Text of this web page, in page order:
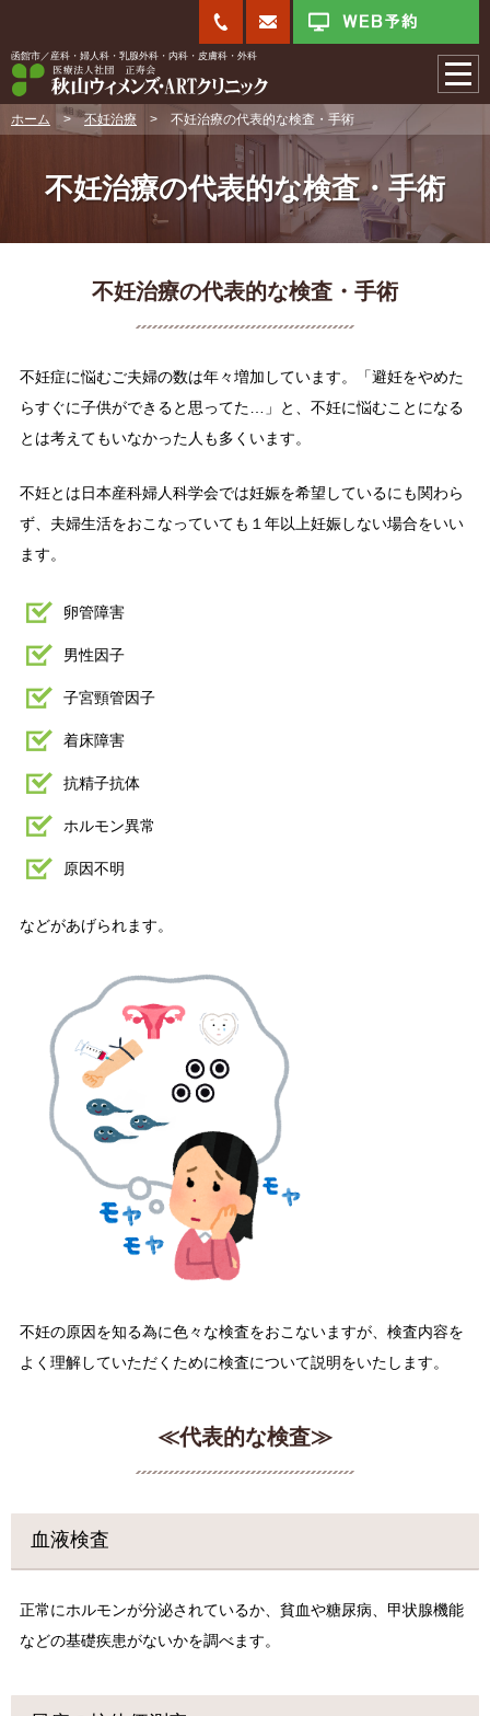
函館市／産科・婦人科・乳腺外科・内科・皮膚科・外科
ホーム > 不妊治療 > 不妊治療の代表的な検査・手術
不妊治療の代表的な検査・手術
不妊治療の代表的な検査・手術
不妊症に悩むご夫婦の数は年々増加しています。「避妊をやめた
らすぐに子供ができると思ってた…」と、不妊に悩むことになる
とは考えてもいなかった人も多くいます。
不妊とは日本産科婦人科学会では妊娠を希望しているにも関わら
ず、夫婦生活をおこなっていても１年以上妊娠しない場合をいい
ます。
卵管障害
男性因子
子宮頸管因子
着床障害
抗精子抗体
ホルモン異常
原因不明
などがあげられます。
不妊の原因を知る為に色々な検査をおこないますが、検査内容を
よく理解していただくために検査について説明をいたします。
≪代表的な検査≫
血液検査
正常にホルモンが分泌されているか、貧血や糖尿病、甲状腺機能
などの基礎疾患がないかを調べます。